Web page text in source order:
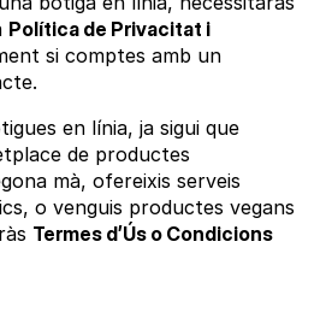
Política de Privacitat i
si comptes amb un
en línia, ja sigui que
de productes
mà, ofereixis serveis
o venguis productes vegans
Termes d’Ús o Condicions